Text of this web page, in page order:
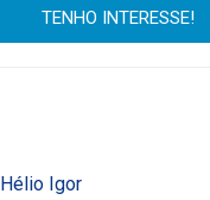
TENHO INTERESSE!
Hélio Igor